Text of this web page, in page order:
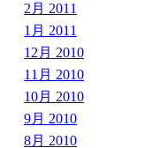
2月 2011
1月 2011
12月 2010
11月 2010
10月 2010
9月 2010
8月 2010